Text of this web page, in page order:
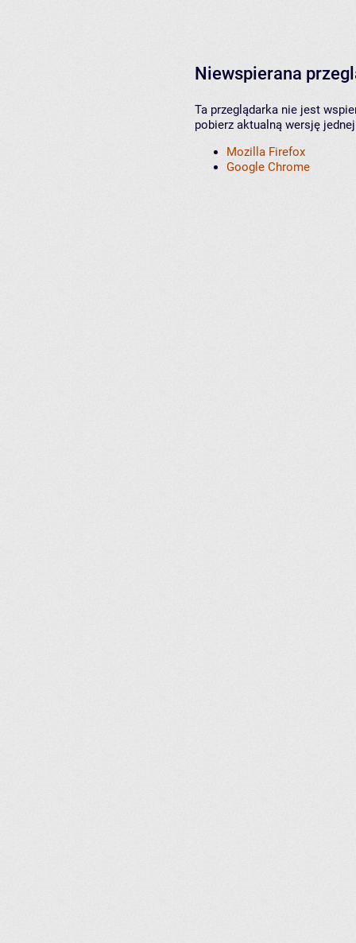
Niewspierana
Ta przeglądarka nie jest
pobierz aktualną wersję
Mozilla Firefox
Google Chrome